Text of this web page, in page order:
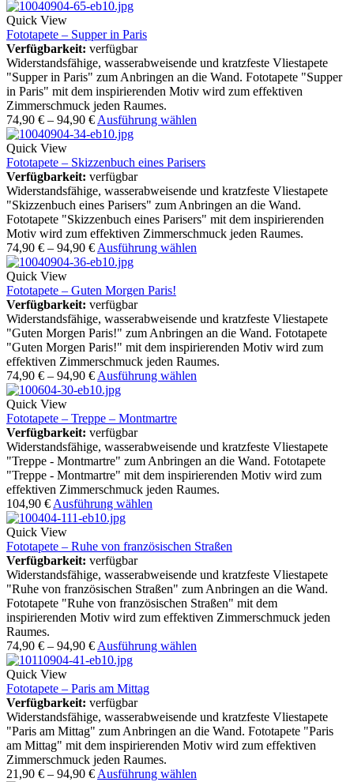
Quick View
Fototapete – Supper in Paris
Verfügbarkeit: verfügbar
Widerstandsfähige, wasserabweisende und kratzfeste Vliestapete
"Supper in Paris" zum Anbringen an die Wand. Fototapete "Supper
in Paris" mit dem inspirierenden Motiv wird zum effektiven
Zimmerschmuck jeden Raumes.
74,90 € – 94,90 € Ausführung wählen
Quick View
Fototapete – Skizzenbuch eines Parisers
Verfügbarkeit: verfügbar
Widerstandsfähige, wasserabweisende und kratzfeste Vliestapete
"Skizzenbuch eines Parisers" zum Anbringen an die Wand.
Fototapete "Skizzenbuch eines Parisers" mit dem inspirierenden
Motiv wird zum effektiven Zimmerschmuck jeden Raumes.
74,90 € – 94,90 € Ausführung wählen
Quick View
Fototapete – Guten Morgen Paris!
Verfügbarkeit: verfügbar
Widerstandsfähige, wasserabweisende und kratzfeste Vliestapete
"Guten Morgen Paris!" zum Anbringen an die Wand. Fototapete
"Guten Morgen Paris!" mit dem inspirierenden Motiv wird zum
effektiven Zimmerschmuck jeden Raumes.
74,90 € – 94,90 € Ausführung wählen
Quick View
Fototapete – Treppe – Montmartre
Verfügbarkeit: verfügbar
Widerstandsfähige, wasserabweisende und kratzfeste Vliestapete
"Treppe - Montmartre" zum Anbringen an die Wand. Fototapete
"Treppe - Montmartre" mit dem inspirierenden Motiv wird zum
effektiven Zimmerschmuck jeden Raumes.
104,90 € Ausführung wählen
Quick View
Fototapete – Ruhe von französischen Straßen
Verfügbarkeit: verfügbar
Widerstandsfähige, wasserabweisende und kratzfeste Vliestapete
"Ruhe von französischen Straßen" zum Anbringen an die Wand.
Fototapete "Ruhe von französischen Straßen" mit dem
inspirierenden Motiv wird zum effektiven Zimmerschmuck jeden
Raumes.
74,90 € – 94,90 € Ausführung wählen
Quick View
Fototapete – Paris am Mittag
Verfügbarkeit: verfügbar
Widerstandsfähige, wasserabweisende und kratzfeste Vliestapete
"Paris am Mittag" zum Anbringen an die Wand. Fototapete "Paris
am Mittag" mit dem inspirierenden Motiv wird zum effektiven
Zimmerschmuck jeden Raumes.
21,90 € – 94,90 € Ausführung wählen